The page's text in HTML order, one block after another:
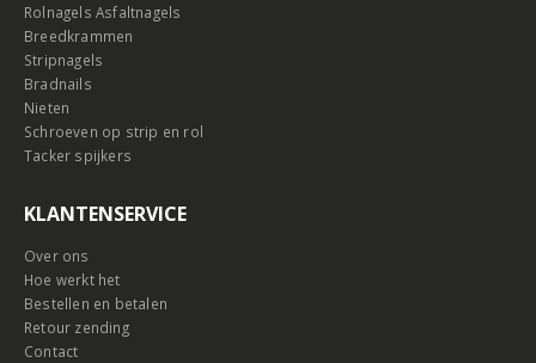
Rolnagels Asfaltnagels
Breedkrammen
Stripnagels
Bradnails
Nieten
Schroeven op strip en rol
Tacker spijkers
KLANTENSERVICE
Over ons
Hoe werkt het
Bestellen en betalen
Retour zending
Contact